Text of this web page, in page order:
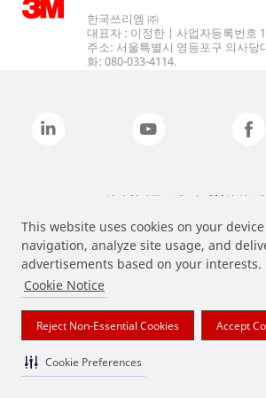
This website uses cookies on your
navigation, analyze site usage, and
advertisements based on your interests.
Cookie Notice
Reject Non-Essential Cookies Accept
Cookie Preferences
한국쓰리엠 ㈜
대표자 : 이정한 | 사업자등록번호
주소: 서울특별시 영등포구 의사당
화: 080-033-4114.
상기 열거된 브랜드는 3M의 상표